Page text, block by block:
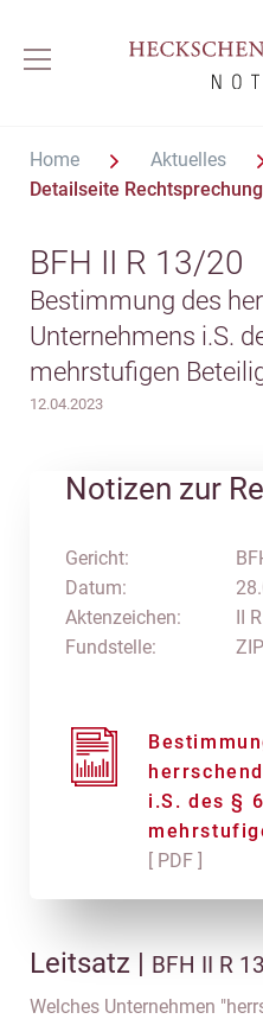
Home Aktuelles
Detailseite Rechtsprechung
BFH II R 13/20
Bestimmung des
Unternehmens i.S.
mehrstufigen
12.04.2023
Notizen zur
Gericht:
Datum:
Aktenzeichen:
Fundstelle:
II
i.S. des §
[ PDF ]
Leitsatz | BFH II R
Welches Unternehmen